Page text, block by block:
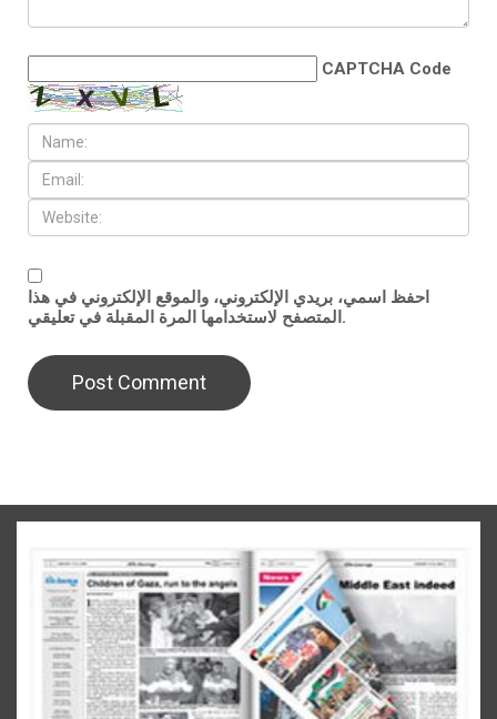
CAPTCHA Code
احفظ اسمي، بريدي الإلكتروني، والموقع الإلكتروني في هذا
المتصفح لاستخدامها المرة المقبلة في تعليقي.